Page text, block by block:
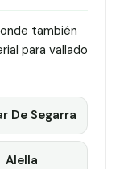
también
para vallado
De Segarra
Alella